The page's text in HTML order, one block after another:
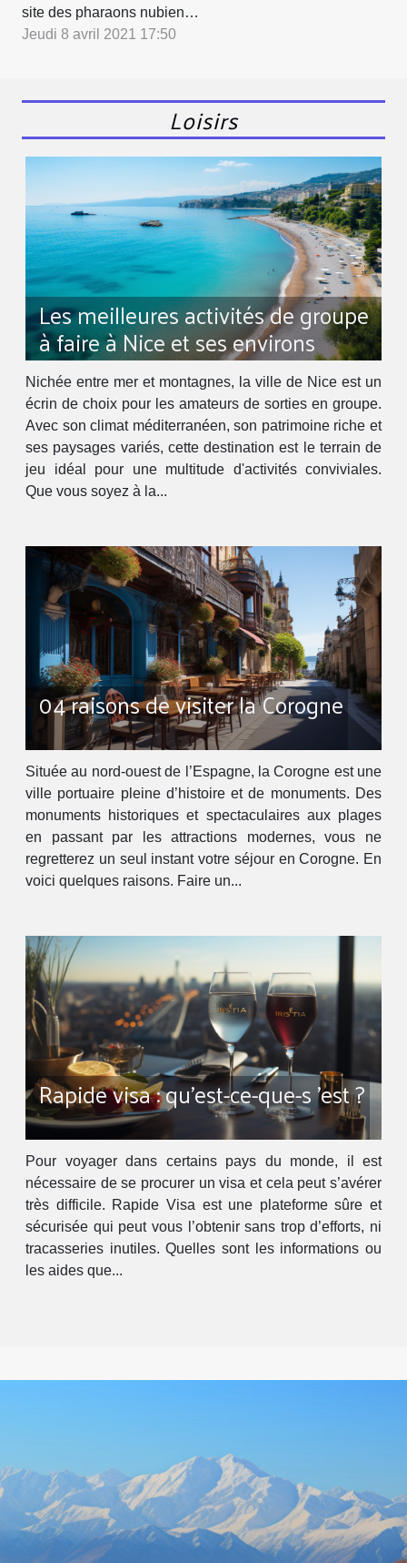
site des pharaons nubiens.
C’est un lieu qui vous
l’habitude d’y aller.
Découvrez donc à travers
cet article 4 sites
incontournables à découvrir
Eléphantine Si vous êtes
à...
Jeudi 8 avril 2021 17:50
Loisirs
Les meilleures activités de groupe
à faire à Nice et ses environs
Nichée entre mer et montagnes, la ville de Nice est un
écrin de choix pour les amateurs de sorties en groupe.
Avec son climat méditerranéen, son patrimoine riche et
ses paysages variés, cette destination est le terrain de
jeu idéal pour une multitude d'activités conviviales.
Que vous soyez à la...
04 raisons de visiter la Corogne
Située au nord-ouest de l’Espagne, la Corogne est une
ville portuaire pleine d’histoire et de monuments. Des
monuments historiques et spectaculaires aux plages
en passant par les attractions modernes, vous ne
regretterez un seul instant votre séjour en Corogne. En
voici quelques raisons. Faire un...
Rapide visa : qu’est-ce-que-s ’est ?
Pour voyager dans certains pays du monde, il est
nécessaire de se procurer un visa et cela peut s’avérer
très difficile. Rapide Visa est une plateforme sûre et
sécurisée qui peut vous l’obtenir sans trop d’efforts, ni
tracasseries inutiles. Quelles sont les informations ou
les aides que...